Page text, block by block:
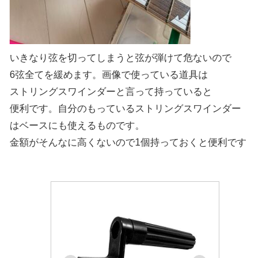
いきなり弦を切ってしまうと弦が弾けて危ないので
6弦全てを緩めます。画像で使っている道具は
ストリングスワインダーと言って持っていると
便利です。自分のもっているストリングスワインダー
はベースにも使えるものです。
金額がそんなに高くないので1個持っておくと便利です